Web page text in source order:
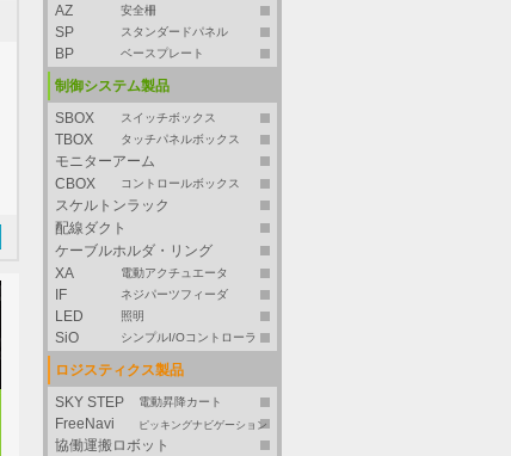
AZ 安全柵
SP スタンダードパネル
BP ベースプレート
制御システム製品
SBOX
スイッチボックス
TBOX タッチパネルボックス
モニターアーム
CBOX
コントロールボックス
スケルトンラック
配線ダクト
ケーブルホルダ・リング
XA
電動アクチュエータ
IF ネジパーツフィーダ
LED 照明
SiO シンプルI/Oコントローラ
ロジスティクス製品
SKY STEP
電動昇降カート
FreeNavi ピッキングナビゲーション
協働運搬ロボット